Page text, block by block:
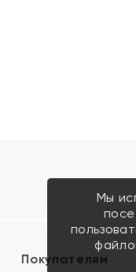
Покупателям
Мы